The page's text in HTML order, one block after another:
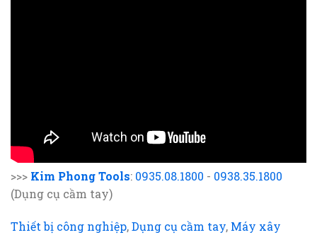
>>> Kim Phong Tools: 0935.08.1800 - 0938.35.1800
(Dụng cụ cầm tay)
Thiết bị công nghiệp,Dụng cụ cầm tay, Máy xây